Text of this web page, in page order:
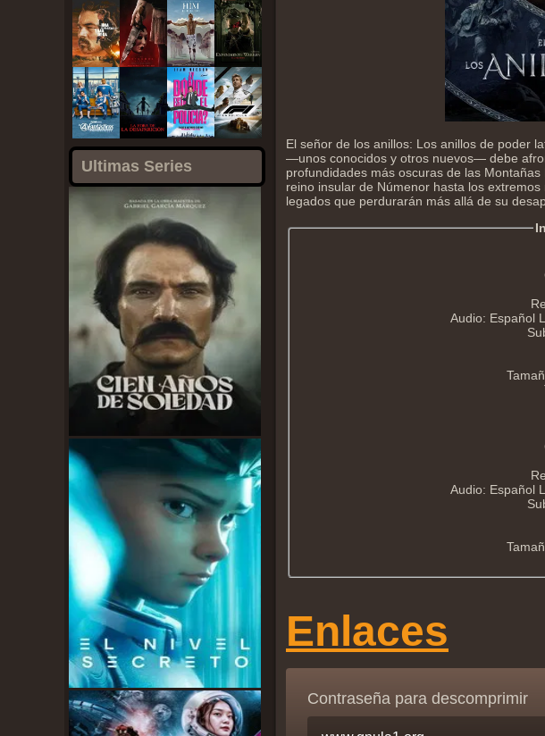
Ultimas Series
El señor de los anillos: Los anillos de poder
—unos conocidos y otros nuevos— debe
profundidades más oscuras de las
reino insular de Númenor hasta los
legados que perdurarán más allá de su
Audio: Español
Audio: Español
Enlaces
Contraseña para descomprimir